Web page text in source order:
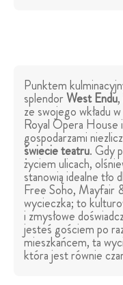
Punktem
splendorWest Endu
ze swojego wkładu
Royal Opera House
gospodarzami
świecie teatru. Gdy
życiem ulicach,
stanowią idealne tło
Free Soho, Mayfair
wycieczka; to
i zmysłowe
jesteś gościem po
mieszkańcem, ta
która jest równie